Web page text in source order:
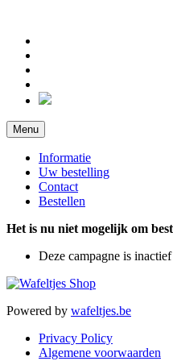
Menu
Informatie
Uw bestelling
Contact
Bestellen
Het is nu niet mogelijk om
Deze campagne is inactief
Powered by wafeltjes.be
Privacy Policy
Algemene voorwaarden